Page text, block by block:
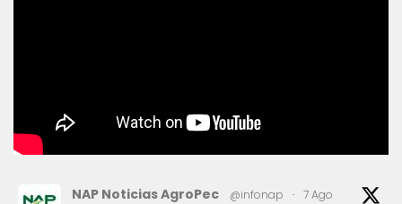
NAP Noticias AgroPec @infonap · 7 Ago